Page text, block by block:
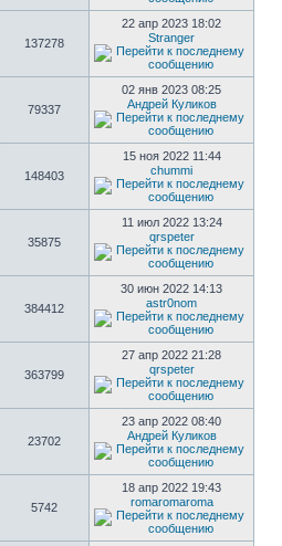
137278
22 апр 2023 18:02
Stranger
79337
02 янв 2023 08:25
Андрей Куликов
148403
15 ноя 2022 11:44
chummi
35875
11 июл 2022 13:24
qrspeter
384412
30 июн 2022 14:13
astr0nom
363799
27 апр 2022 21:28
qrspeter
23702
23 апр 2022 08:40
Андрей Куликов
5742
18 апр 2022 19:43
romaromaroma